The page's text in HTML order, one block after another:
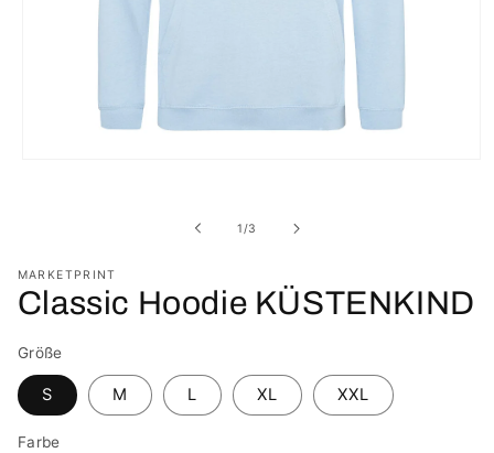
1 /von
3
MARKETPRINT
Classic Hoodie KÜSTENKIND
Größe
S M L XL XXL
Farbe